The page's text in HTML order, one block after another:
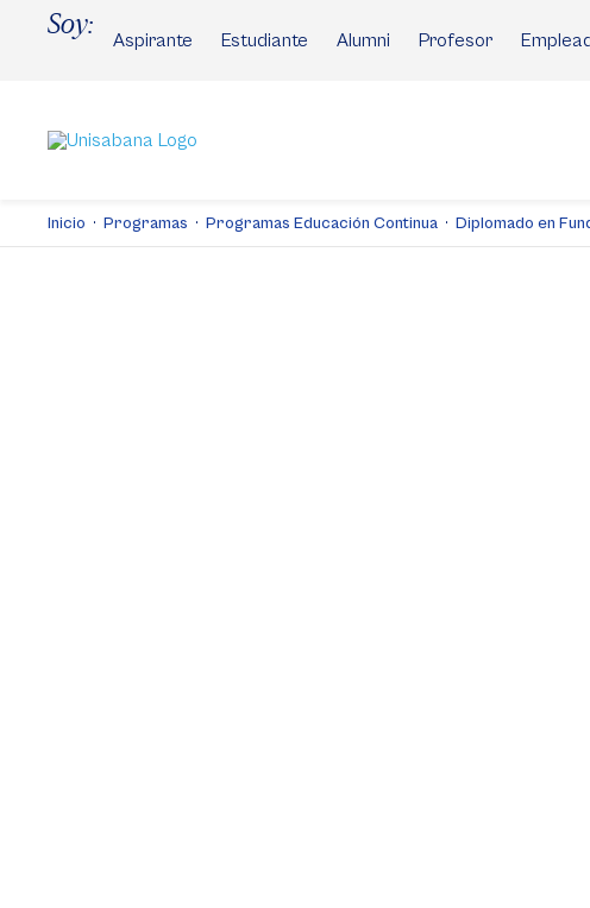
Soy:
Aspirante Estudiante Alumni Profesor
Inicio Programas Programas Educación Continua Diplomado en